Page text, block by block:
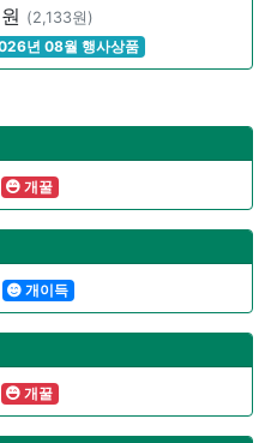
(2,133원)
년 08월 행사상품
개꿀
개이득
개꿀